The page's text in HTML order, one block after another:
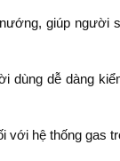
giúp người
dùng dễ dàng
hệ thống gas